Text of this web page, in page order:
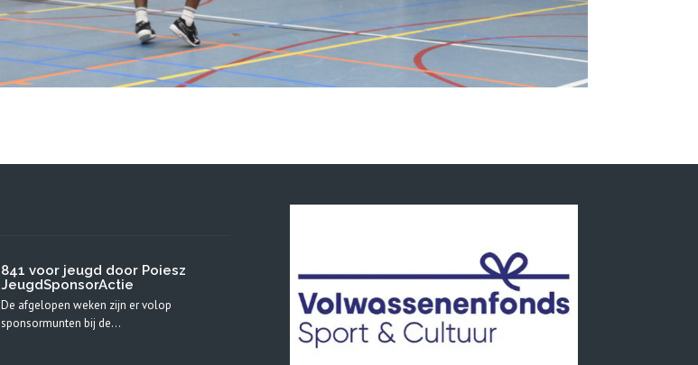
841 voor jeugd door Poiesz
JeugdSponsorActie
De afgelopen weken zijn er volop
sponsormunten bij de…